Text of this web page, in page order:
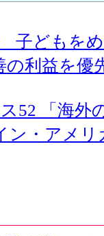
子どもを
利益を優
52 「海外
ン・アメリ